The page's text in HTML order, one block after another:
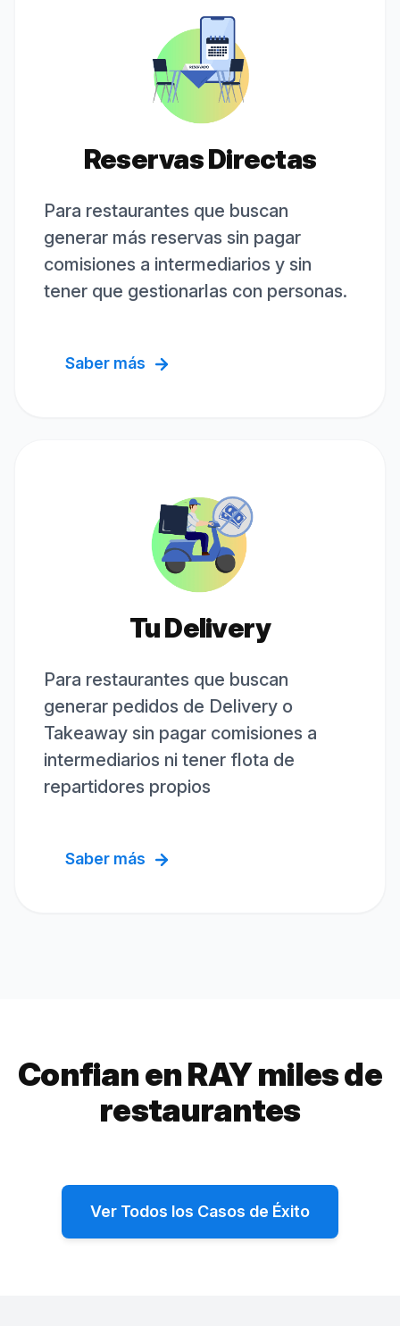
Reservas Directas
Para restaurantes que buscan
generar más reservas sin pagar
comisiones a intermediarios y sin
tener que gestionarlas con personas.
Saber más
Tu Delivery
Para restaurantes que buscan
generar pedidos de Delivery o
Takeaway sin pagar comisiones a
intermediarios ni tener flota de
repartidores propios
Saber más
Confian en RAY miles de
restaurantes
Ver Todos los Casos de Éxito